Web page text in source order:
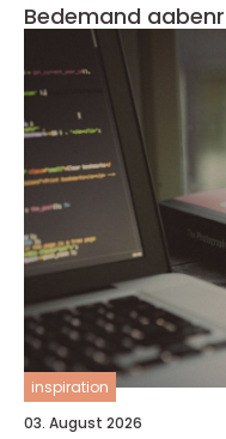
inspiration
03. August 2026